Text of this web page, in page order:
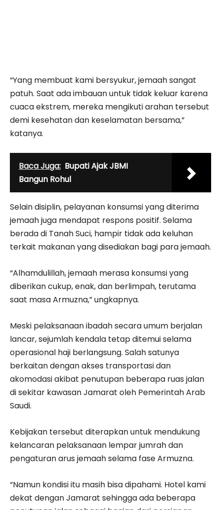
“Yang membuat kami bersyukur, jemaah sangat
patuh. Saat ada imbauan untuk tidak keluar karena
cuaca ekstrem, mereka mengikuti arahan tersebut
demi kesehatan dan keselamatan bersama,”
katanya.
Baca Juga: Bupati Ajak JBMI
Bangun Rohul
Selain disiplin, pelayanan konsumsi yang diterima
jemaah juga mendapat respons positif. Selama
berada di Tanah Suci, hampir tidak ada keluhan
terkait makanan yang disediakan bagi para jemaah.
“Alhamdulillah, jemaah merasa konsumsi yang
diberikan cukup, enak, dan berlimpah, terutama
saat masa Armuzna,” ungkapnya.
Meski pelaksanaan ibadah secara umum berjalan
lancar, sejumlah kendala tetap ditemui selama
operasional haji berlangsung. Salah satunya
berkaitan dengan akses transportasi dan
akomodasi akibat penutupan beberapa ruas jalan
di sekitar kawasan Jamarat oleh Pemerintah Arab
Saudi.
Kebijakan tersebut diterapkan untuk mendukung
kelancaran pelaksanaan lempar jumrah dan
pengaturan arus jemaah selama fase Armuzna.
“Namun kondisi itu masih bisa dipahami. Hotel kami
dekat dengan Jamarat sehingga ada beberapa